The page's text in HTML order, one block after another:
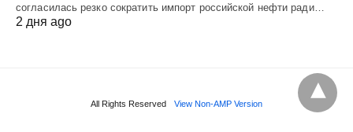
согласилась резко сократить импорт российской нефти ради…
2 дня ago
All Rights Reserved View Non-AMP Version